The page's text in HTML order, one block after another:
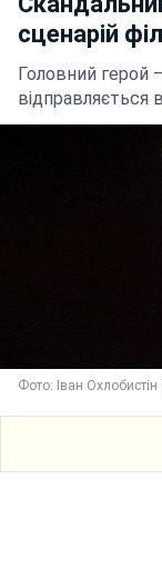
сценарій
Головний герой
відправляється
Фото: Іван